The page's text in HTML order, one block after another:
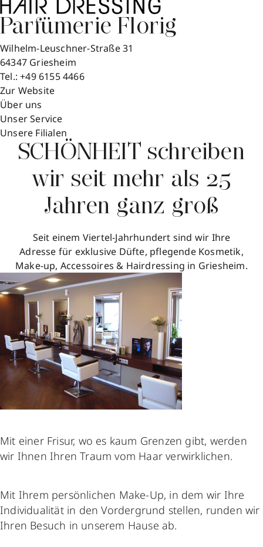
Parfümerie Florig
Wilhelm-Leuschner-Straße 31
64347 Griesheim
Tel.:+49 6155 4466
Zur Website
Über uns
Unser Service
Unsere Filialen
SCHÖNHEIT schreiben
wir seit mehr als 25
Jahren ganz groß
Seit einem Viertel-Jahrhundert sind wir Ihre
Adresse für exklusive Düfte, pflegende Kosmetik,
Make-up, Accessoires & Hairdressing in Griesheim.
Mit einer Frisur, wo es kaum Grenzen gibt, werden
wir Ihnen Ihren Traum vom Haar verwirklichen.
Mit Ihrem persönlichen Make-Up, in dem wir Ihre
Individualität in den Vordergrund stellen, runden wir
Ihren Besuch in unserem Hause ab.